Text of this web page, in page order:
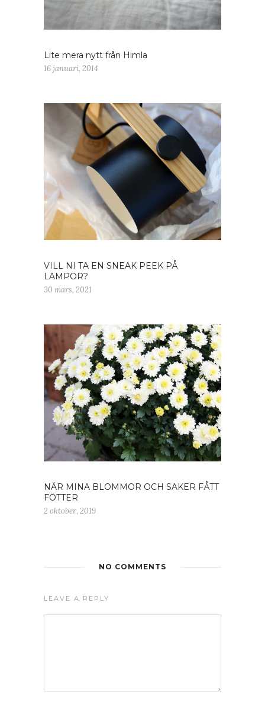
Lite mera nytt från Himla
16 januari, 2014
VILL NI TA EN SNEAK PEEK PÅ
LAMPOR?
30 mars, 2021
NÄR MINA BLOMMOR OCH SAKER FÅTT
FÖTTER
2 oktober, 2019
NO COMMENTS
LEAVE A REPLY